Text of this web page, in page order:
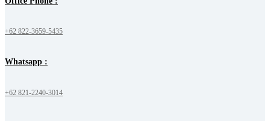
+62 822-3659-5435
Whatsapp :
+62 821-2240-3014